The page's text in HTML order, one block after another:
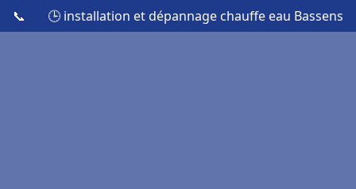
📞 🕒 installation et dépannage chauffe eau Bassens